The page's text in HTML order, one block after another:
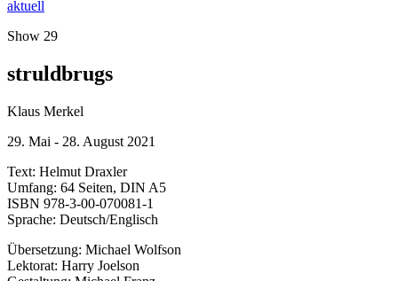
aktuell
Show 29
struldbrugs
Klaus Merkel
29. Mai - 28. August 2021
Text: Helmut Draxler
Umfang: 64 Seiten, DIN A5
ISBN 978-3-00-070081-1
Sprache: Deutsch/Englisch
Übersetzung: Michael Wolfson
Lektorat: Harry Joelson